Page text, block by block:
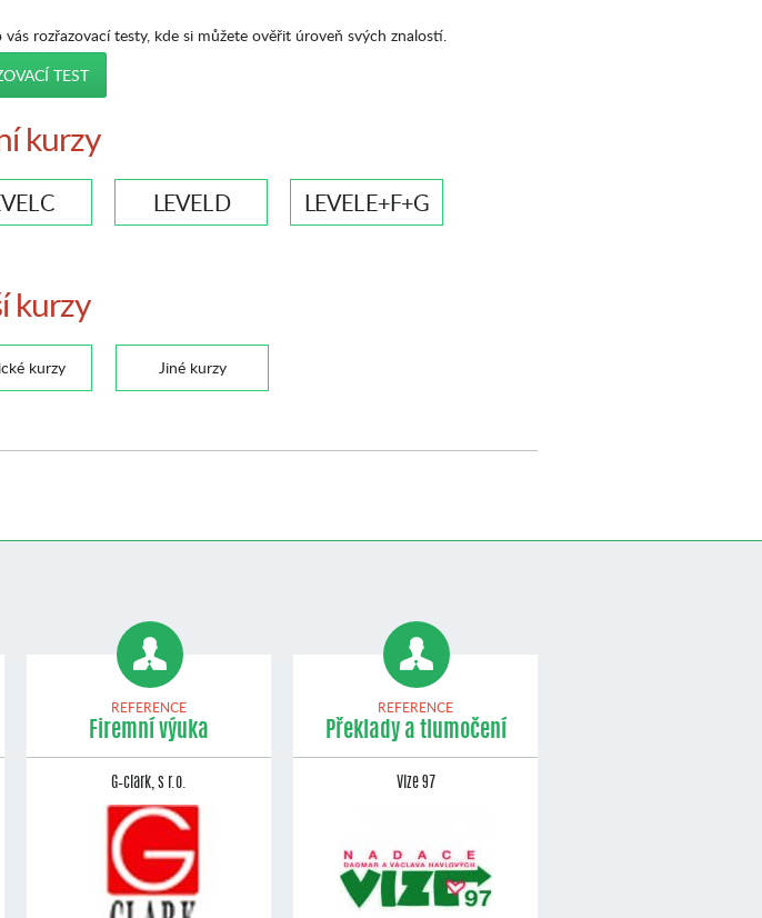
rozřazovací testy, kde si můžete ověřit úroveň svých znalostí.
TEST
kurzy
C LEVEL D LEVEL E+F+G
kurzy
kurzy Jiné kurzy
REFERENCE
Firemní výuka
G–clark, s r.o.
REFERENCE
Překlady a tlumočení
Vize 97